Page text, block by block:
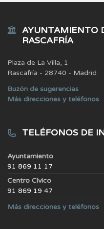
AYUNTAMIENTO
RASCAFRÍA
Plaza de La Villa, 1
Rascafría - 28740 - Madrid
Buzón de sugerencias
Más direcciones y teléfonos
TELÉFONOS DE
Ayuntamiento
91 869 11 17
Centro Cívico
91 869 19 47
Más direcciones y teléfonos